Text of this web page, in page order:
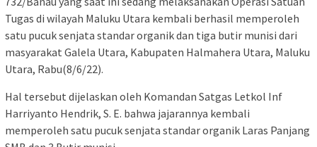
Tugas di wilayah Maluku Utara kembali berhasil memperoleh
satu pucuk senjata standar organik dan tiga butir munisi dari
masyarakat Galela Utara, Kabupaten Halmahera Utara, Maluku
Utara, Rabu(8/6/22).
Hal tersebut dijelaskan oleh Komandan Satgas Letkol Inf
Harriyanto Hendrik, S. E. bahwa jajarannya kembali
memperoleh satu pucuk senjata standar organik Laras Panjang